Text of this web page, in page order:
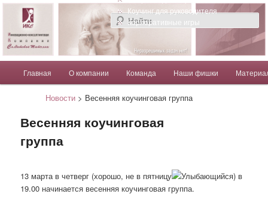
Солдатова Татьяна
Компания Солдатовой Татьяны
Главное менюПерейти к основному содержимому
Перейти к дополнительному содержимому
Главная О компании Команда Наши фишки
Коучинг для руководителя
Корпоративные игры
Новости > Весенняя коучинговая группа
Весенняя коучинговая
группа
13 марта в четверг (хорошо, не в пятницу
) в
19.00 начинается весенняя коучинговая группа.